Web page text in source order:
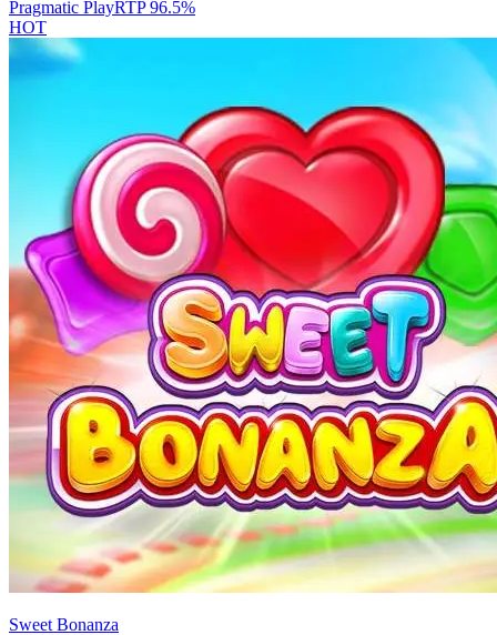
Pragmatic PlayRTP96.5%
HOT
Sweet Bonanza